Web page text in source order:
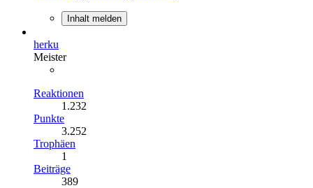
Inhalt melden
herku
Meister
Reaktionen
1.232
Punkte
3.252
Trophäen
1
Beiträge
389